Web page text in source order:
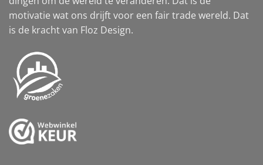
motivatie wat ons drijft voor een fair trade wereld. Dat
is de kracht van Floz Design.